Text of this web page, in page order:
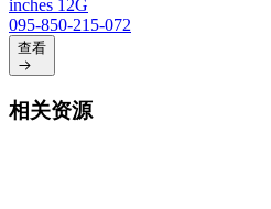
inches 12G
095-850-215-072
查看
相关资源